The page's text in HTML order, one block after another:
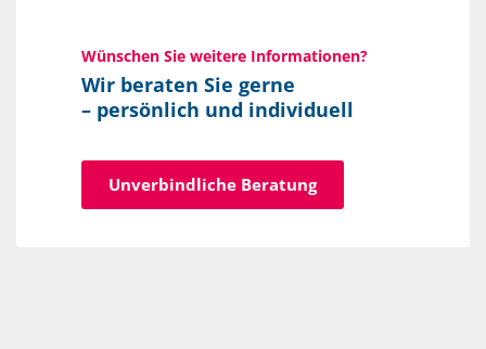
Wünschen Sie weitere Informationen?
Wir beraten Sie gerne
– persönlich und individuell
Unverbindliche Beratung